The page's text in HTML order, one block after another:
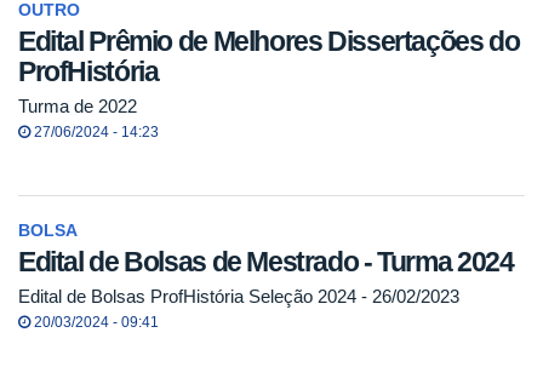
OUTRO
Edital Prêmio de Melhores Dissertações do
ProfHistória
Turma de 2022
27/06/2024 - 14:23
BOLSA
Edital de Bolsas de Mestrado - Turma 2024
Edital de Bolsas ProfHistória Seleção 2024 - 26/02/2023
20/03/2024 - 09:41